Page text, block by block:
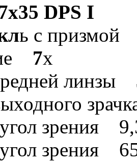
DPS I
ь с
7x
линзы
зрения
зрения